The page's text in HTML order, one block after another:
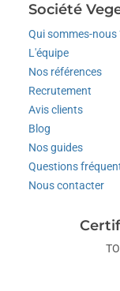
Société
Qui sommes-nous
L'équipe
Nos références
Recrutement
Avis clients
Blog
Nos guides
Questions
Nous contacter